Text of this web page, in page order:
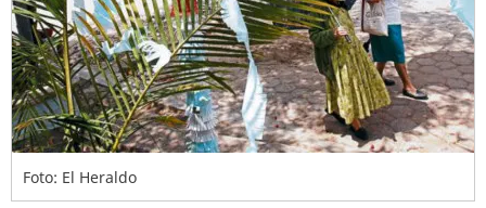
Foto: El Heraldo